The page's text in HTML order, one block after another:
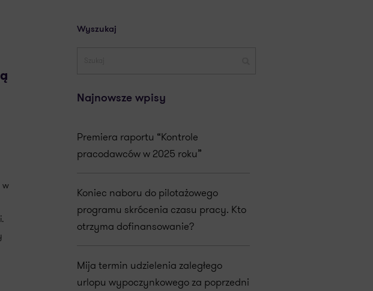
w
Wyszukaj
Najnowsze wpisy
Premiera raportu “Kontrole
pracodawców w 2025 roku”
Koniec naboru do pilotażowego
programu skrócenia czasu pracy. Kto
otrzyma dofinansowanie?
Mija termin udzielenia zaległego
urlopu wypoczynkowego za poprzedni